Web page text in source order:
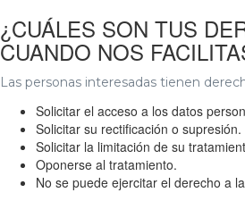
¿CUÁLES SON TUS
CUANDO NOS
Las personas interesadas tienen
Solicitar el acceso a los datos
Solicitar su rectificación o supresión.
Solicitar la limitación de su
Oponerse al tratamiento.
No se puede ejercitar el derecho a